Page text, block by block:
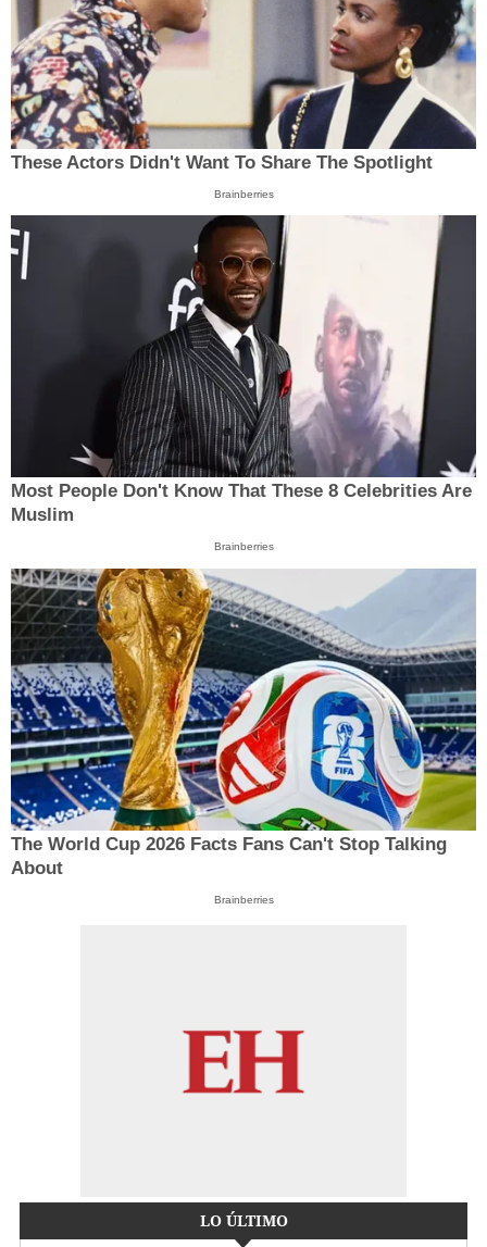
These Actors Didn't Want To Share The Spotlight
Brainberries
Most People Don't Know That These 8 Celebrities Are
Muslim
Brainberries
The World Cup 2026 Facts Fans Can't Stop Talking
About
Brainberries
LO ÚLTIMO